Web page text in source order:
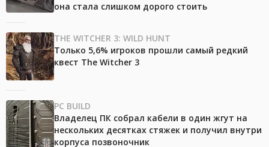
она стала слишком дорого стоить
THE WITCHER 3: WILD HUNT
Только 5,6% игроков прошли самый редкий
квест The Witcher 3
PC BUILD
Владелец ПК собрал кабели в один жгут на
нескольких десятках стяжек и получил внутри
корпуса позвоночник